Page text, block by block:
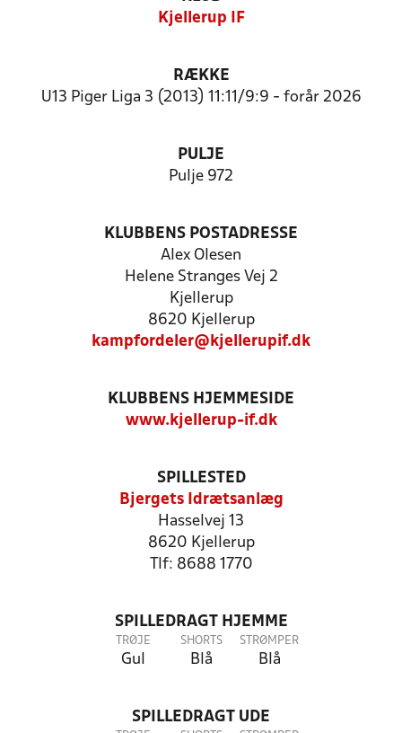
Kjellerup IF
RÆKKE
U13 Piger Liga 3 (2013) 11:11/9:9 - forår 2026
PULJE
Pulje 972
KLUBBENS POSTADRESSE
Alex Olesen
Helene Stranges Vej 2
Kjellerup
8620 Kjellerup
kampfordeler@kjellerupif.dk
KLUBBENS HJEMMESIDE
www.kjellerup-if.dk
SPILLESTED
Bjergets Idrætsanlæg
Hasselvej 13
8620 Kjellerup
Tlf: 8688 1770
SPILLEDRAGT HJEMME
TRØJE
Gul
SHORTS
Blå
STRØMPER
Blå
SPILLEDRAGT UDE